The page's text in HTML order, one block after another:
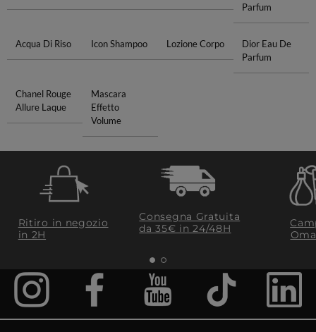
Parfum
Acqua Di Riso Icon Shampoo Lozione Corpo
Dior Eau De
Parfum
Chanel Rouge
Allure Laque
Mascara
Effetto
Volume
Ritiro in negozio
in 2H
Consegna Gratuita
da 35€​ in 24/48H